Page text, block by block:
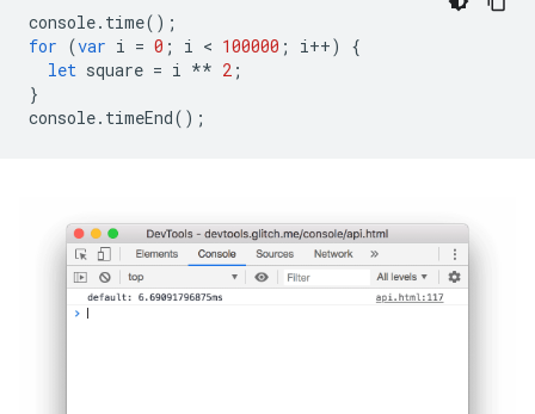
console. time();
for (var i = 0 ; i < 100000 ; i++)
{
let square = i ** 2 ;
}
console. timeEnd();